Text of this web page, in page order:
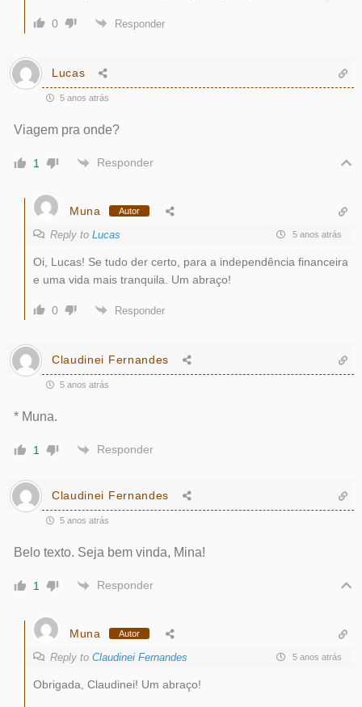
0 Responder
Lucas
5 anos atrás
Viagem pra onde?
1 Responder
Muna Autor
Reply to Lucas 5 anos atrás
Oi, Lucas! Se tudo der certo, para a independência financeira
e uma vida mais tranquila. Um abraço!
0 Responder
Claudinei Fernandes
5 anos atrás
* Muna.
1 Responder
Claudinei Fernandes
5 anos atrás
Belo texto. Seja bem vinda, Mina!
1 Responder
Muna Autor
Reply to Claudinei Fernandes 5 anos atrás
Obrigada, Claudinei! Um abraço!